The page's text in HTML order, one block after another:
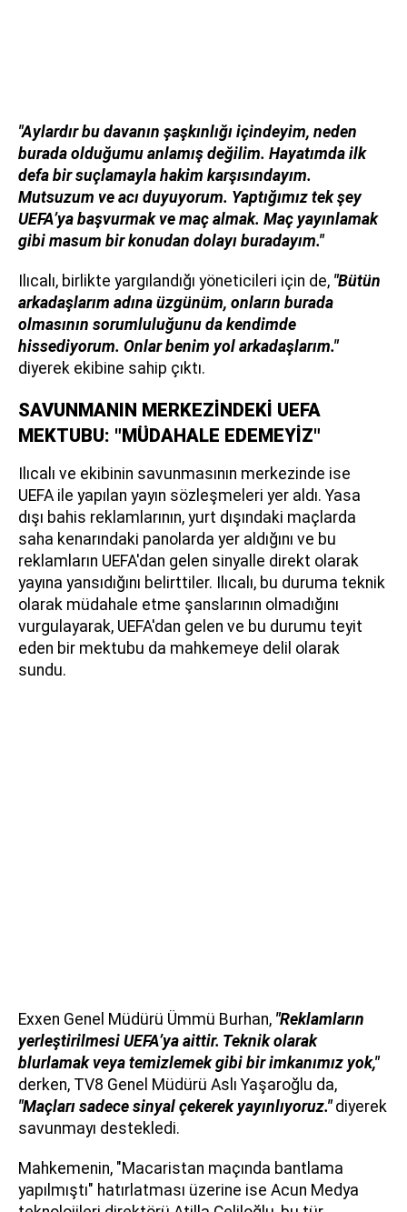
"Aylardır bu davanın şaşkınlığı içindeyim, neden
burada olduğumu anlamış değilim. Hayatımda ilk
defa bir suçlamayla hakim karşısındayım.
Mutsuzum ve acı duyuyorum. Yaptığımız tek şey
UEFA’ya başvurmak ve maç almak. Maç yayınlamak
gibi masum bir konudan dolayı buradayım."
Ilıcalı, birlikte yargılandığı yöneticileri için de, "Bütün
arkadaşlarım adına üzgünüm, onların burada
olmasının sorumluluğunu da kendimde
hissediyorum. Onlar benim yol arkadaşlarım."
diyerek ekibine sahip çıktı.
SAVUNMANIN MERKEZİNDEKİ UEFA
MEKTUBU: "MÜDAHALE EDEMEYİZ"
Ilıcalı ve ekibinin savunmasının merkezinde ise
UEFA ile yapılan yayın sözleşmeleri yer aldı. Yasa
dışı bahis reklamlarının, yurt dışındaki maçlarda
saha kenarındaki panolarda yer aldığını ve bu
reklamların UEFA'dan gelen sinyalle direkt olarak
yayına yansıdığını belirttiler. Ilıcalı, bu duruma teknik
olarak müdahale etme şanslarının olmadığını
vurgulayarak, UEFA'dan gelen ve bu durumu teyit
eden bir mektubu da mahkemeye delil olarak
sundu.
Exxen Genel Müdürü Ümmü Burhan, "Reklamların
yerleştirilmesi UEFA’ya aittir. Teknik olarak
blurlamak veya temizlemek gibi bir imkanımız yok,"
derken, TV8 Genel Müdürü Aslı Yaşaroğlu da,
"Maçları sadece sinyal çekerek yayınlıyoruz."diyerek
savunmayı destekledi.
Mahkemenin, "Macaristan maçında bantlama
yapılmıştı" hatırlatması üzerine ise Acun Medya